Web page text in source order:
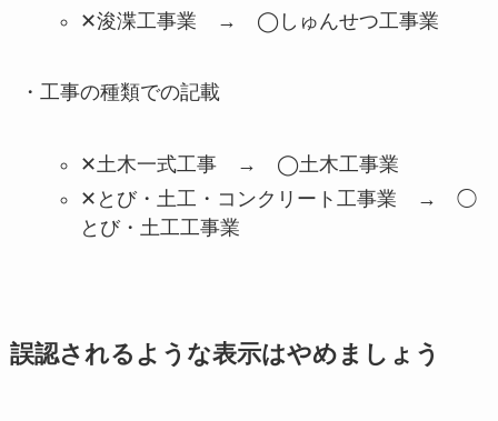
✕浚渫工事業 → ◯しゅんせつ工事業
・工事の種類での記載
✕土木一式工事 → ◯土木工事業
✕とび・土工・コンクリート工事業 → ◯
とび・土工工事業
誤認されるような表示はやめましょう